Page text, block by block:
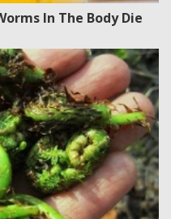
In The Body Die